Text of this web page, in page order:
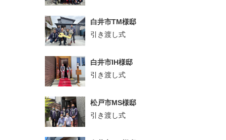
白井市TM様邸
引き渡し式
白井市IH様邸
引き渡し式
松戸市MS様邸
引き渡し式